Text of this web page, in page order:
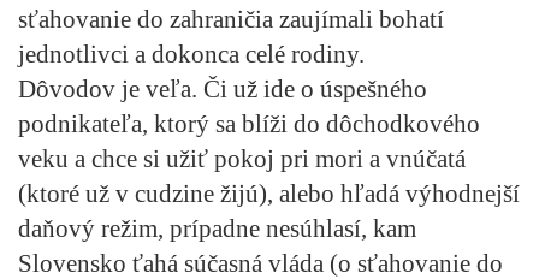
sťahovanie do zahraničia zaujímali bohatí
jednotlivci a dokonca celé rodiny.
Dôvodov je veľa. Či už ide o úspešného
podnikateľa, ktorý sa blíži do dôchodkového
veku a chce si užiť pokoj pri mori a vnúčatá
(ktoré už v cudzine žijú), alebo hľadá výhodnejší
daňový režim, prípadne nesúhlasí, kam
Slovensko ťahá súčasná vláda (o sťahovanie do